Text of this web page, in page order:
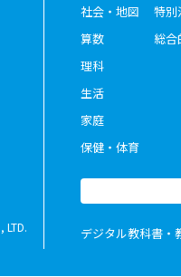
LTD.
社会・地図
算数
理科
生活
家庭
保健・体育
特別
総合
デジタル教科書・